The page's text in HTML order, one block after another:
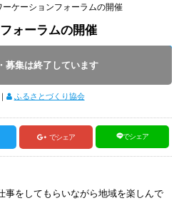
ーケーションフォーラムの開催
ォーラムの開催
募集は終了しています
ふるさとづくり協会
でシェア でシェア
事をしてもらいながら地域を楽しんで